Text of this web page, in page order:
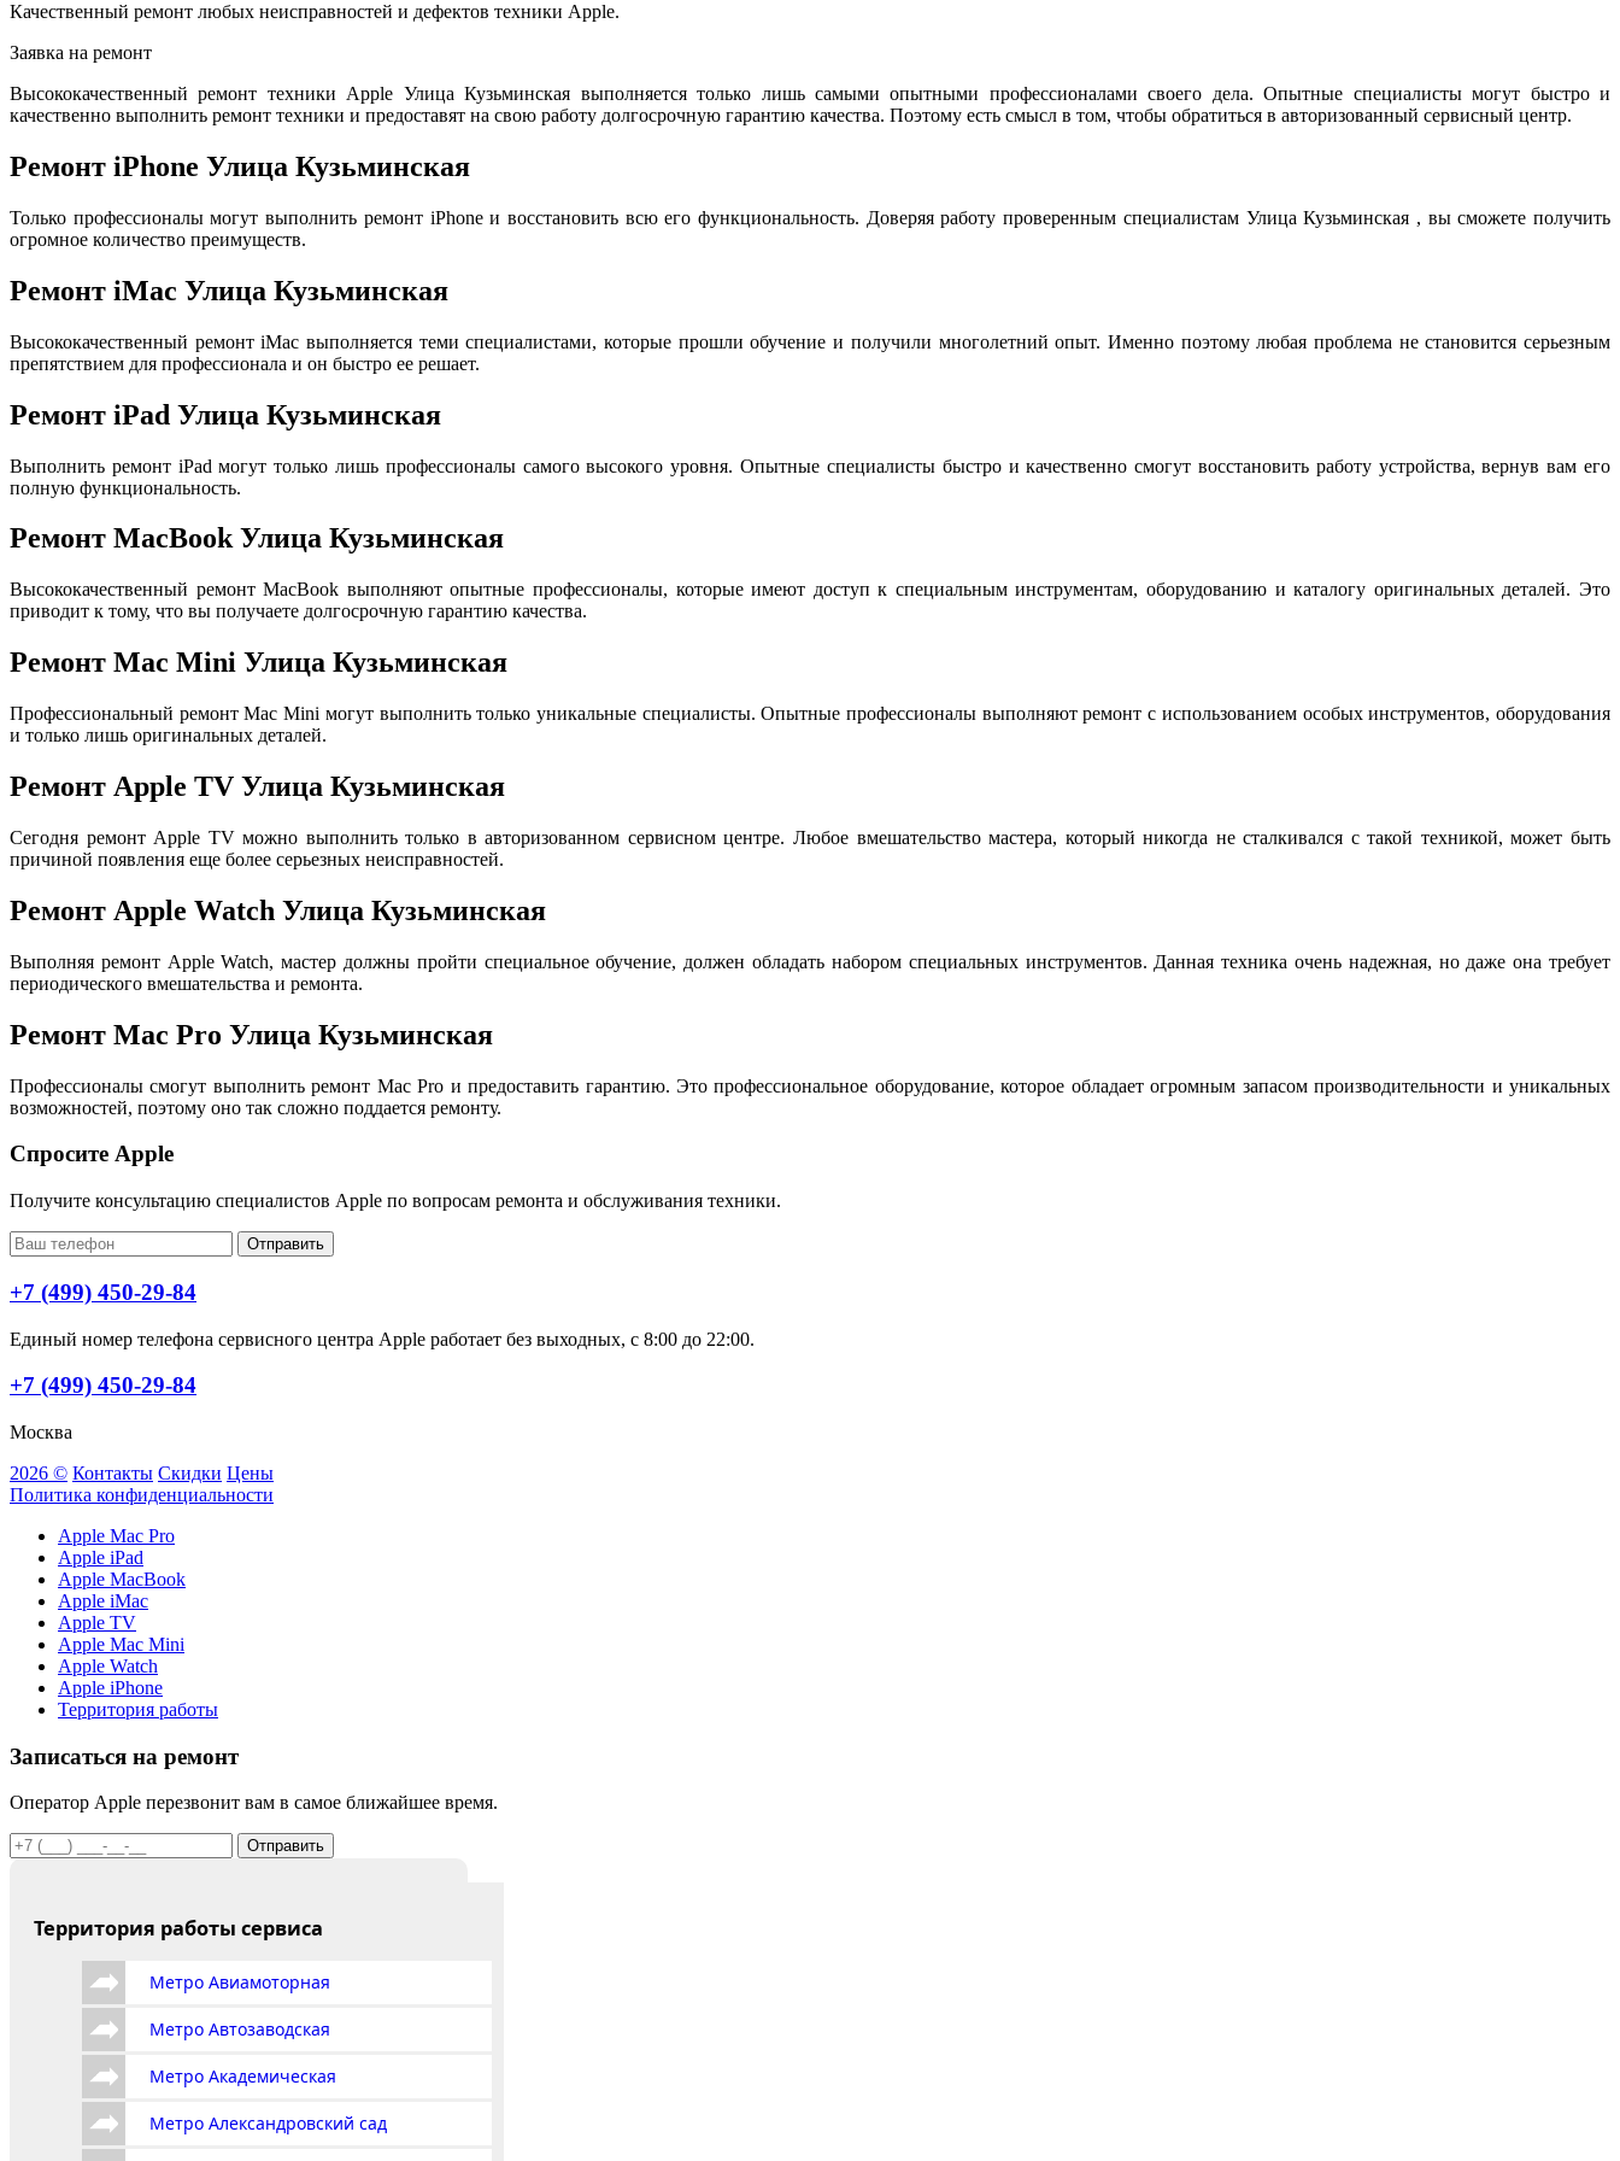
Качественный ремонт любых неисправностей и дефектов техники Apple.
Заявка на ремонт
Высококачественный ремонт техники Apple Улица Кузьминская выполняется только лишь самыми опытными профессионалами своего дела. Опытные специалисты могут быстро и
качественно выполнить ремонт техники и предоставят на свою работу долгосрочную гарантию качества. Поэтому есть смысл в том, чтобы обратиться в авторизованный сервисный центр.
Ремонт iPhone Улица Кузьминская
Только профессионалы могут выполнить ремонт iPhone и восстановить всю его функциональность. Доверяя работу проверенным специалистам Улица Кузьминская , вы сможете получить
огромное количество преимуществ.
Ремонт iMac Улица Кузьминская
Высококачественный ремонт iMac выполняется теми специалистами, которые прошли обучение и получили многолетний опыт. Именно поэтому любая проблема не становится серьезным
препятствием для профессионала и он быстро ее решает.
Ремонт iPad Улица Кузьминская
Выполнить ремонт iPad могут только лишь профессионалы самого высокого уровня. Опытные специалисты быстро и качественно смогут восстановить работу устройства, вернув вам его
полную функциональность.
Ремонт MacBook Улица Кузьминская
Высококачественный ремонт MacBook выполняют опытные профессионалы, которые имеют доступ к специальным инструментам, оборудованию и каталогу оригинальных деталей. Это
приводит к тому, что вы получаете долгосрочную гарантию качества.
Ремонт Mac Mini Улица Кузьминская
Профессиональный ремонт Mac Mini могут выполнить только уникальные специалисты. Опытные профессионалы выполняют ремонт с использованием особых инструментов, оборудования
и только лишь оригинальных деталей.
Ремонт Apple TV Улица Кузьминская
Сегодня ремонт Apple TV можно выполнить только в авторизованном сервисном центре. Любое вмешательство мастера, который никогда не сталкивался с такой техникой, может быть
причиной появления еще более серьезных неисправностей.
Ремонт Apple Watch Улица Кузьминская
Выполняя ремонт Apple Watch, мастер должны пройти специальное обучение, должен обладать набором специальных инструментов. Данная техника очень надежная, но даже она требует
периодического вмешательства и ремонта.
Ремонт Mac Pro Улица Кузьминская
Профессионалы смогут выполнить ремонт Mac Pro и предоставить гарантию. Это профессиональное оборудование, которое обладает огромным запасом производительности и уникальных
возможностей, поэтому оно так сложно поддается ремонту.
Спросите Apple
Получите консультацию специалистов Apple по вопросам ремонта и обслуживания техники.
Отправить
+7 (499) 450-29-84
Единый номер телефона сервисного центра Apple работает без выходных, с 8:00 до 22:00.
+7 (499) 450-29-84
Москва
2026 © Контакты Скидки Цены
Политика конфиденциальности
Apple Mac Pro
Apple iPad
Apple MacBook
Apple iMac
Apple TV
Apple Mac Mini
Apple Watch
Apple iPhone
Территория работы
Записаться на ремонт
Оператор Apple перезвонит вам в самое ближайшее время.
Отправить
Территория работы сервиса
Метро Авиамоторная
Метро Автозаводская
Метро Академическая
Метро Александровский сад